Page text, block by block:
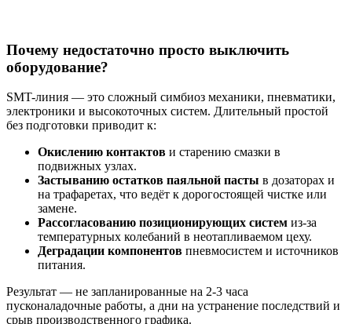
Почему недостаточно просто выключить
оборудование?
SMT-линия — это сложный симбиоз механики, пневматики,
электроники и высокоточных систем. Длительный простой
без подготовки приводит к:
Окислению контактов и старению смазки в
подвижных узлах.
Застыванию остатков паяльной пасты в дозаторах и
на трафаретах, что ведёт к дорогостоящей чистке или
замене.
Рассогласованию позиционирующих систем из-за
температурных колебаний в неотапливаемом цеху.
Деградации компонентов пневмосистем и источников
питания.
Результат — не запланированные на 2-3 часа
пусконаладочные работы, а дни на устранение последствий и
срыв производственного графика.